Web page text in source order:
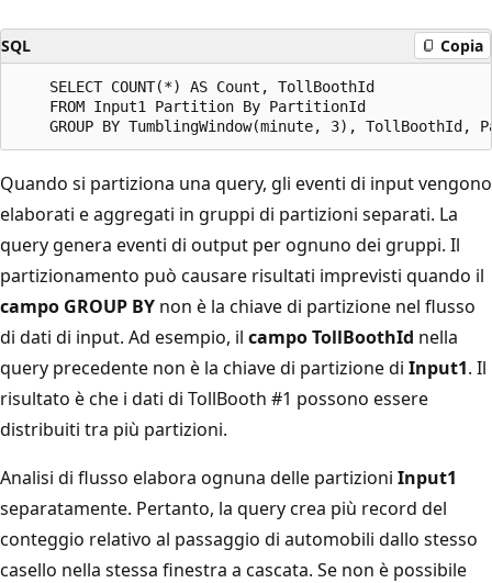
SQL Copia
    SELECT COUNT(*) AS Count, TollBoothId
    FROM Input1 Partition By PartitionId
Quando si partiziona una query, gli eventi di input vengono
elaborati e aggregati in gruppi di partizioni separati. La
query genera eventi di output per ognuno dei gruppi. Il
partizionamento può causare risultati imprevisti quando il
campo GROUP BY non è la chiave di partizione nel flusso
di dati di input. Ad esempio, il campo TollBoothId nella
query precedente non è la chiave di partizione di Input1. Il
risultato è che i dati di TollBooth #1 possono essere
distribuiti tra più partizioni.
Analisi di flusso elabora ognuna delle partizioni Input1
separatamente. Pertanto, la query crea più record del
conteggio relativo al passaggio di automobili dallo stesso
casello nella stessa finestra a cascata. Se non è possibile